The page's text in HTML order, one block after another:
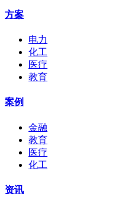
方案
电力
化工
医疗
教育
案例
金融
教育
医疗
化工
资讯